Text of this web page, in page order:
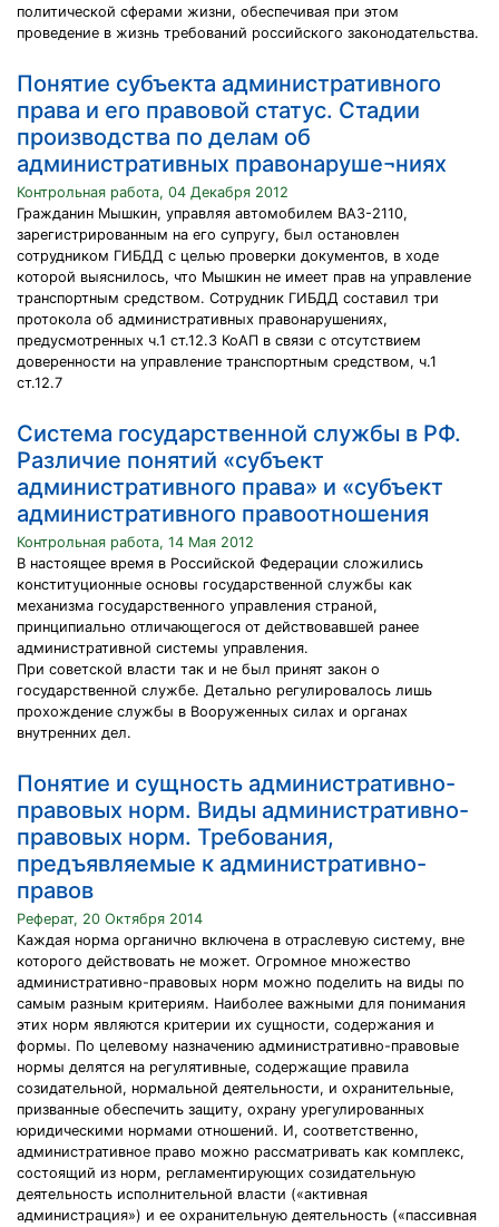
политической сферами жизни, обеспечивая при этом
проведение в жизнь требований российского законодательства.
Понятие субъекта административного
права и его правовой статус. Стадии
производства по делам об
административных правонаруше¬ниях
Контрольная работа, 04 Декабря 2012
Гражданин Мышкин, управляя автомобилем ВАЗ-2110,
зарегистрированным на его супругу, был остановлен
сотрудником ГИБДД с целью проверки документов, в ходе
которой выяснилось, что Мышкин не имеет прав на управление
транспортным средством. Сотрудник ГИБДД составил три
протокола об административных правонарушениях,
предусмотренных ч.1 ст.12.3 КоАП в связи с отсутствием
доверенности на управление транспортным средством, ч.1
ст.12.7
Система государственной службы в РФ.
Различие понятий «субъект
административного права» и «субъект
административного правоотношения
Контрольная работа, 14 Мая 2012
В настоящее время в Российской Федерации сложились
конституционные основы государственной службы как
механизма государственного управления страной,
принципиально отличающегося от действовавшей ранее
административной системы управления.
При советской власти так и не был принят закон о
государственной службе. Детально регулировалось лишь
прохождение службы в Вооруженных силах и органах
внутренних дел.
Понятие и сущность административно-
правовых норм. Виды административно-
правовых норм. Требования,
предъявляемые к административно-
правов
Реферат, 20 Октября 2014
Каждая норма органично включена в отраслевую систему, вне
которого действовать не может. Огромное множество
административно-правовых норм можно поделить на виды по
самым разным критериям. Наиболее важными для понимания
этих норм являются критерии их сущности, содержания и
формы. По целевому назначению административно-правовые
нормы делятся на регулятивные, содержащие правила
созидательной, нормальной деятельности, и охранительные,
призванные обеспечить защиту, охрану урегулированных
юридическими нормами отношений. И, соответственно,
административное право можно рассматривать как комплекс,
состоящий из норм, регламентирующих созидательную
деятельность исполнительной власти («активная
администрация») и ее охранительную деятельность («пассивная